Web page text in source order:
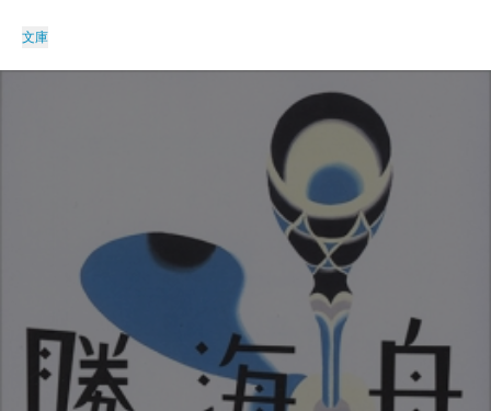
文庫